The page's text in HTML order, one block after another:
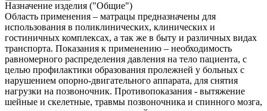
Назначение изделия ("Общие")
Область применения – матрацы предназначены для
использования в поликлинических, клинических и
гостиничных комплексах, а так же в быту и различных видах
транспорта. Показания к применению – необходимость
равномерного распределения давления на тело пациента, с
целью профилактики образования пролежней у больных с
нарушением опорно-двигательного аппарата, для снятия
нагрузки на позвоночник. Противопоказания - вытяжение
шейные и скелетные, травмы позвоночника и спинного мозга,